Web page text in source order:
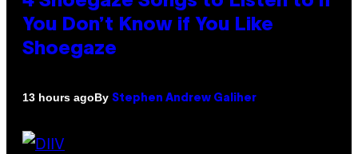
You Don’t Know if You Like
Shoegaze
13 hours agoBy Stephen Andrew Galiher